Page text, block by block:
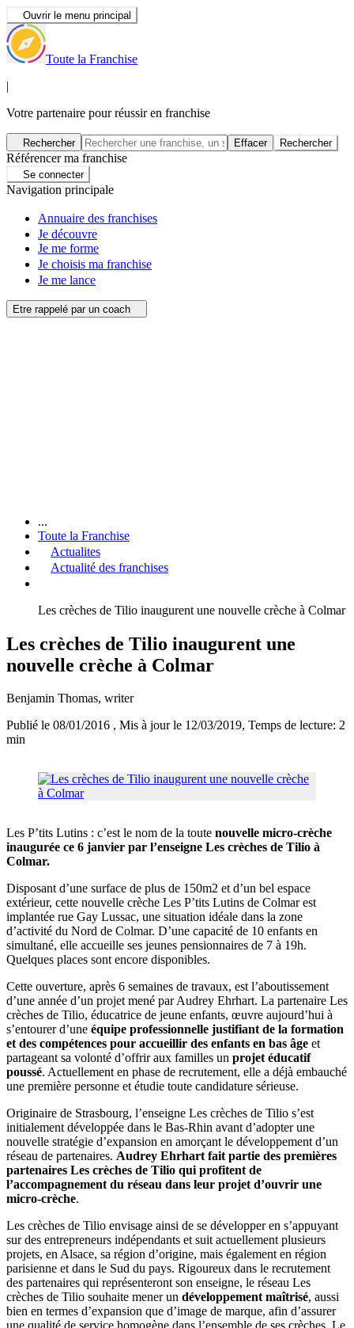
Ouvrir le menu principal
Toute la Franchise
|
Votre partenaire pour réussir en franchise
Rechercher Effacer Rechercher
Référencer ma franchise
Se connecter
Navigation principale
Annuaire des franchises
Je découvre
Je me forme
Je choisis ma franchise
Je me lance
Etre rappelé par un coach
...
Toute la Franchise
Actualites
Actualité des franchises
Les crèches de Tilio inaugurent une nouvelle crèche à Colmar
Les crèches de Tilio inaugurent une
nouvelle crèche à Colmar
Benjamin Thomas, writer
Publié le 08/01/2016 , Mis à jour le 12/03/2019, Temps de lecture: 2
min
Les P’tits Lutins : c’est le nom de la toute nouvelle micro-crèche
inaugurée ce 6 janvier par l’enseigne Les crèches de Tilio à
Colmar.
Disposant d’une surface de plus de 150m2 et d’un bel espace
extérieur, cette nouvelle crèche Les P’tits Lutins de Colmar est
implantée rue Gay Lussac, une situation idéale dans la zone
d’activité du Nord de Colmar. D’une capacité de 10 enfants en
simultané, elle accueille ses jeunes pensionnaires de 7 à 19h.
Quelques places sont encore disponibles.
Cette ouverture, après 6 semaines de travaux, est l’aboutissement
d’une année d’un projet mené par Audrey Ehrhart. La partenaire Les
crèches de Tilio, éducatrice de jeune enfants, œuvre aujourd’hui à
s’entourer d’une équipe professionnelle justifiant de la formation
et des compétences pour accueillir des enfants en bas âge et
partageant sa volonté d’offrir aux familles un projet éducatif
poussé. Actuellement en phase de recrutement, elle a déjà embauché
une première personne et étudie toute candidature sérieuse.
Originaire de Strasbourg, l’enseigne Les crèches de Tilio s’est
initialement développée dans le Bas-Rhin avant d’adopter une
nouvelle stratégie d’expansion en amorçant le développement d’un
réseau de partenaires. Audrey Ehrhart fait partie des premières
partenaires Les crèches de Tilio qui profitent de
l’accompagnement du réseau dans leur projet d’ouvrir une
micro-crèche.
Les crèches de Tilio envisage ainsi de se développer en s’appuyant
sur des entrepreneurs indépendants et suit actuellement plusieurs
projets, en Alsace, sa région d’origine, mais également en région
parisienne et dans le Sud du pays. Rigoureux dans le recrutement
des partenaires qui représenteront son enseigne, le réseau Les
crèches de Tilio souhaite mener un développement maîtrisé, aussi
bien en termes d’expansion que d’image de marque, afin d’assurer